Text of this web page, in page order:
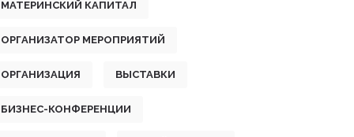
МАТЕРИНСКИЙ КАПИТАЛ
ОРГАНИЗАТОР МЕРОПРИЯТИЙ
ОРГАНИЗАЦИЯ ВЫСТАВКИ
БИЗНЕС-КОНФЕРЕНЦИИ